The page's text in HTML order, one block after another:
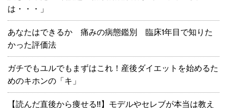
は・・・」
あなたはできるか 痛みの病態鑑別 臨床1年目で知りた
かった評価法
ガチでもユルでもまずはこれ！産後ダイエットを始めるた
めのキホンの「キ」
【読んだ直後から痩せる!!】モデルやセレブが本当は教え